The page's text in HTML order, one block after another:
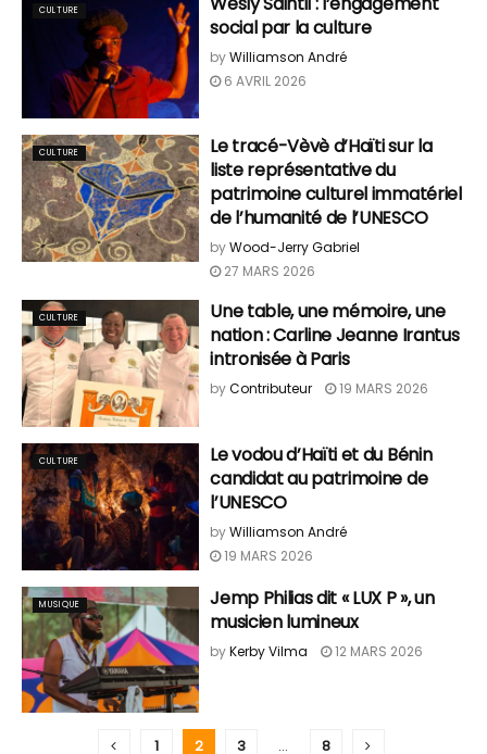
CULTURE
social par la culture
byWilliamson André
6 AVRIL 2026
CULTURE
Le tracé-Vèvè d’Haïti sur la
liste représentative du
patrimoine culturel immatériel
de l’humanité de l’UNESCO
byWood-Jerry Gabriel
27 MARS 2026
CULTURE
Une table, une mémoire, une
nation : Carline Jeanne Irantus
intronisée à Paris
byContributeur 19 MARS 2026
CULTURE
Le vodou d’Haïti et du Bénin
candidat au patrimoine de
l’UNESCO
byWilliamson André
19 MARS 2026
MUSIQUE
Jemp Philias dit « LUX P », un
musicien lumineux
byKerby Vilma 12 MARS 2026
1 2 3 … 8